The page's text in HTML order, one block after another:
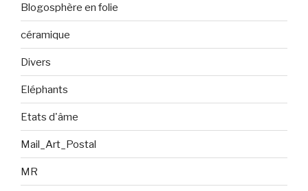
Blogosphère en folie
céramique
Divers
Eléphants
Etats d'âme
Mail_Art_Postal
MR